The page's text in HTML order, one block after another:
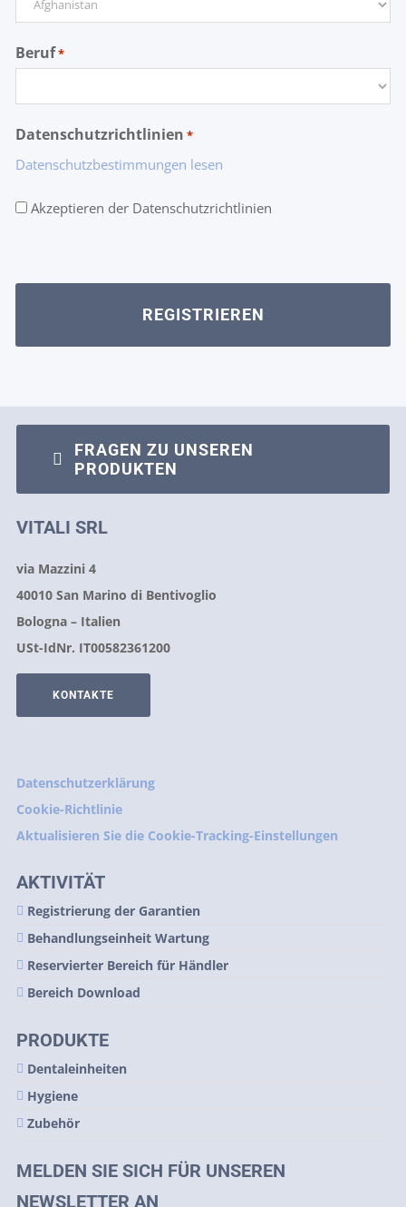
Beruf*
Datenschutzrichtlinien *
Datenschutzbestimmungen lesen
Akzeptieren der Datenschutzrichtlinien
FRAGEN ZU UNSEREN
PRODUKTEN
VITALI SRL
via Mazzini 4
40010 San Marino di Bentivoglio
Bologna – Italien
USt-IdNr. IT00582361200
KONTAKTE
Datenschutzerklärung
Cookie-Richtlinie
Aktualisieren Sie die Cookie-Tracking-Einstellungen
AKTIVITÄT
Registrierung der Garantien
Behandlungseinheit Wartung
Reservierter Bereich für Händler
Bereich Download
PRODUKTE
Dentaleinheiten
Hygiene
Zubehör
MELDEN SIE SICH FÜR UNSEREN
NEWSLETTER AN